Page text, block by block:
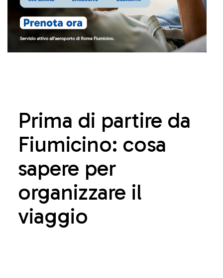
Prima di partire da
Fiumicino: cosa
sapere per
organizzare il
viaggio